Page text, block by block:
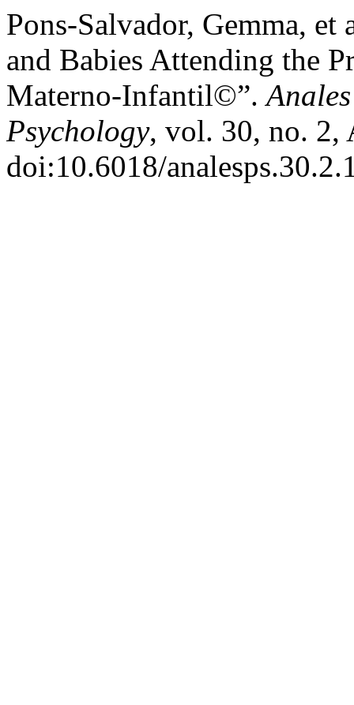
Pons-Salvador, Gemma,
and Babies Attending the
Materno-Infantil©”.
Psychology, vol. 30, no. 2,
doi:10.6018/